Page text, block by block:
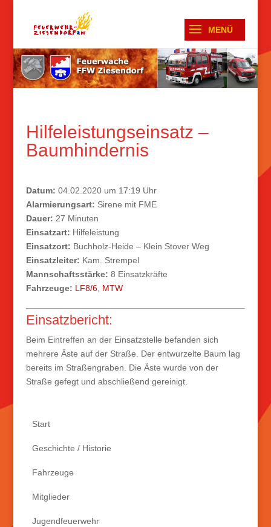
Hilfeleistungseinsatz –
Baumhindernis
Datum: 04.02.2020 um 17:19 Uhr
Alarmierungsart: Sirene mit FME
Dauer: 27 Minuten
Einsatzart: Hilfeleistung
Einsatzort: Buchholz-Heide – Klein Stover Weg
Einsatzleiter: Kam. Strempel
Mannschaftsstärke: 8 Einsatzkräfte
Fahrzeuge: LF8/6, MTW
Einsatzbericht:
Beim Eintreffen an der Einsatzstelle befanden sich
mehrere Äste auf der Straße. Der entwurzelte Baum lag
bereits im Straßengraben. Die Äste wurde von der
Straße gefegt und abschließend gereinigt.
Start
Geschichte / Historie
Fahrzeuge
Mitglieder
Jugendfeuerwehr